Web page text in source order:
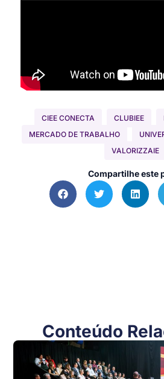
CIEE CONECTA CLUBIEE
MERCADO DE TRABALHO
VALORIZZAIE
Compartilhe este
Conteúdo